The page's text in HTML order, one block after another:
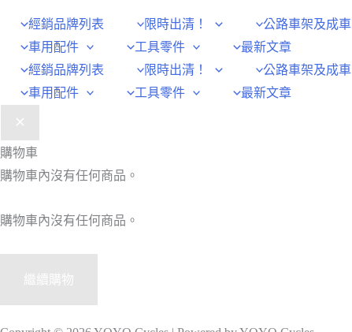
經銷品牌列表 限時出清！ 公路車架及成車
車用配件
工具零件
最新文章
經銷品牌列表
限時出清！ 公路車架及成車
車用配件
工具零件 最新文章
購物車
購物車內沒有任何商品。
購物車內沒有任何商品。
繼續購物